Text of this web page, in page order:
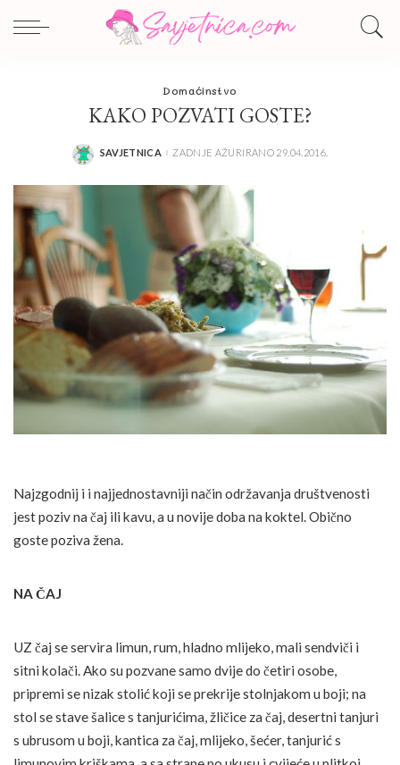
Domaćinstvo
KAKO POZVATI GOSTE?
POSTED
SAVJETNICA ZADNJE AŽURIRANO 29.04.2016.
Najzgodnij i i najjednostavniji način održavanja društvenosti
jest poziv na čaj ili kavu, a u novije doba na koktel. Obično
goste poziva žena.
NA ČAJ
UZ čaj se servira limun, rum, hladno mlijeko, mali sendviči i
sitni kolači. Ako su pozvane samo dvije do četiri osobe,
pripremi se nizak stolić koji se prekrije stolnjakom u boji; na
stol se stave šalice s tanjurićima, žličice za čaj, desertni tanjuri
s ubrusom u boji, kantica za čaj, mlijeko, šećer, tanjurić s